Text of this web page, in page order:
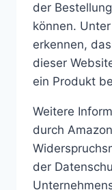
der
können.
erkennen,
dieser
ein Produkt
Weitere
durch
der